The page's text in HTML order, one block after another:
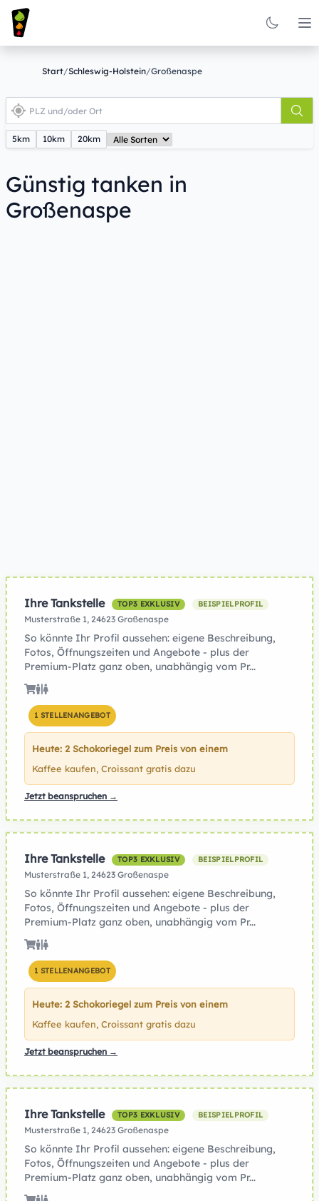
Start/Schleswig-Holstein/Großenaspe
5km 10km 20km
Günstig tanken in
Großenaspe
Ihre Tankstelle TOP3 EXKLUSIV BEISPIELPROFIL
Musterstraße 1, 24623 Großenaspe
So könnte Ihr Profil aussehen: eigene Beschreibung,
Fotos, Öffnungszeiten und Angebote - plus der
Premium-Platz ganz oben, unabhängig vom Pr...
1 STELLENANGEBOT
Heute: 2 Schokoriegel zum Preis von einem
Kaffee kaufen, Croissant gratis dazu
Jetzt beanspruchen →
Ihre Tankstelle TOP3 EXKLUSIV BEISPIELPROFIL
Musterstraße 1, 24623 Großenaspe
So könnte Ihr Profil aussehen: eigene Beschreibung,
Fotos, Öffnungszeiten und Angebote - plus der
Premium-Platz ganz oben, unabhängig vom Pr...
1 STELLENANGEBOT
Heute: 2 Schokoriegel zum Preis von einem
Kaffee kaufen, Croissant gratis dazu
Jetzt beanspruchen →
Ihre Tankstelle TOP3 EXKLUSIV BEISPIELPROFIL
Musterstraße 1, 24623 Großenaspe
So könnte Ihr Profil aussehen: eigene Beschreibung,
Fotos, Öffnungszeiten und Angebote - plus der
Premium-Platz ganz oben, unabhängig vom Pr...